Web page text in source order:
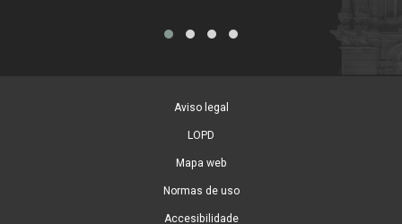
Aviso legal
LOPD
Mapa web
Normas de uso
Accesibilidade